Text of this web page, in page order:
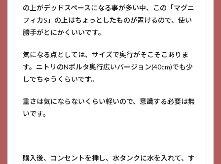
の上がデッドスペースになる事が多い中、この「マグニ
フィカS」の上はちょっとしたものが置けるので、使い
勝手がとにかくいいです。
気になる点としては、サイズで奥行がそこそこありま
す。ニトリのNポルタ奥行広いバージョン(40cm)でも少
しでちゃうくらいです。
重さは気にならないくらい軽いので、意識する必要は無
いです。
購入後、コンセントを挿し、水タンクに水を入れて、す